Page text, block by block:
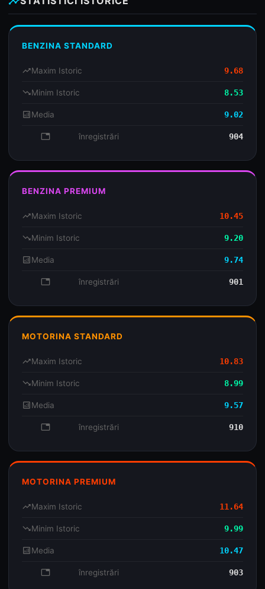
BENZINA STANDARD
trending_upMaxim Istoric 9.68
trending_downMinim Istoric 8.53
analyticsMedia 9.02
database înregistrări 904
BENZINA PREMIUM
trending_upMaxim Istoric 10.45
trending_downMinim Istoric 9.20
analyticsMedia 9.74
database înregistrări 901
MOTORINA STANDARD
trending_upMaxim Istoric 10.83
trending_downMinim Istoric 8.99
analyticsMedia 9.57
database înregistrări 910
MOTORINA PREMIUM
trending_upMaxim Istoric 11.64
trending_downMinim Istoric 9.99
analyticsMedia 10.47
database înregistrări 903